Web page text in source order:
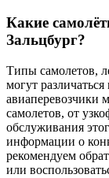
Какие
Зальцбург?
Типы самолетов,
могут
авиаперевозчики
самолетов, от
обслуживания
информации о
рекомендуем
или